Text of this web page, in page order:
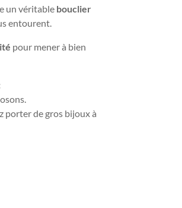
un véritable bouclier
entourent.
pour mener à bien
porter de gros bijoux à